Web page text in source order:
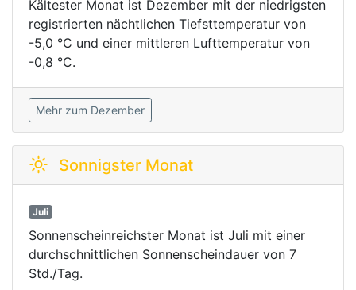
Kältester Monat ist Dezember mit der niedrigsten
registrierten nächtlichen Tiefsttemperatur von
-5,0 °C und einer mittleren Lufttemperatur von
-0,8 °C.
Mehr zum Dezember
Sonnigster Monat
Juli
Sonnenscheinreichster Monat ist Juli mit einer
durchschnittlichen Sonnenscheindauer von 7
Std./Tag.